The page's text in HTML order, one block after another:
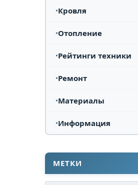
Кровля
Отопление
Рейтинги техники
Ремонт
Материалы
Информация
МЕТКИ